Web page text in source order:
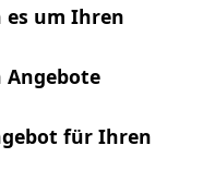
um Ihren
Angebote
für Ihren